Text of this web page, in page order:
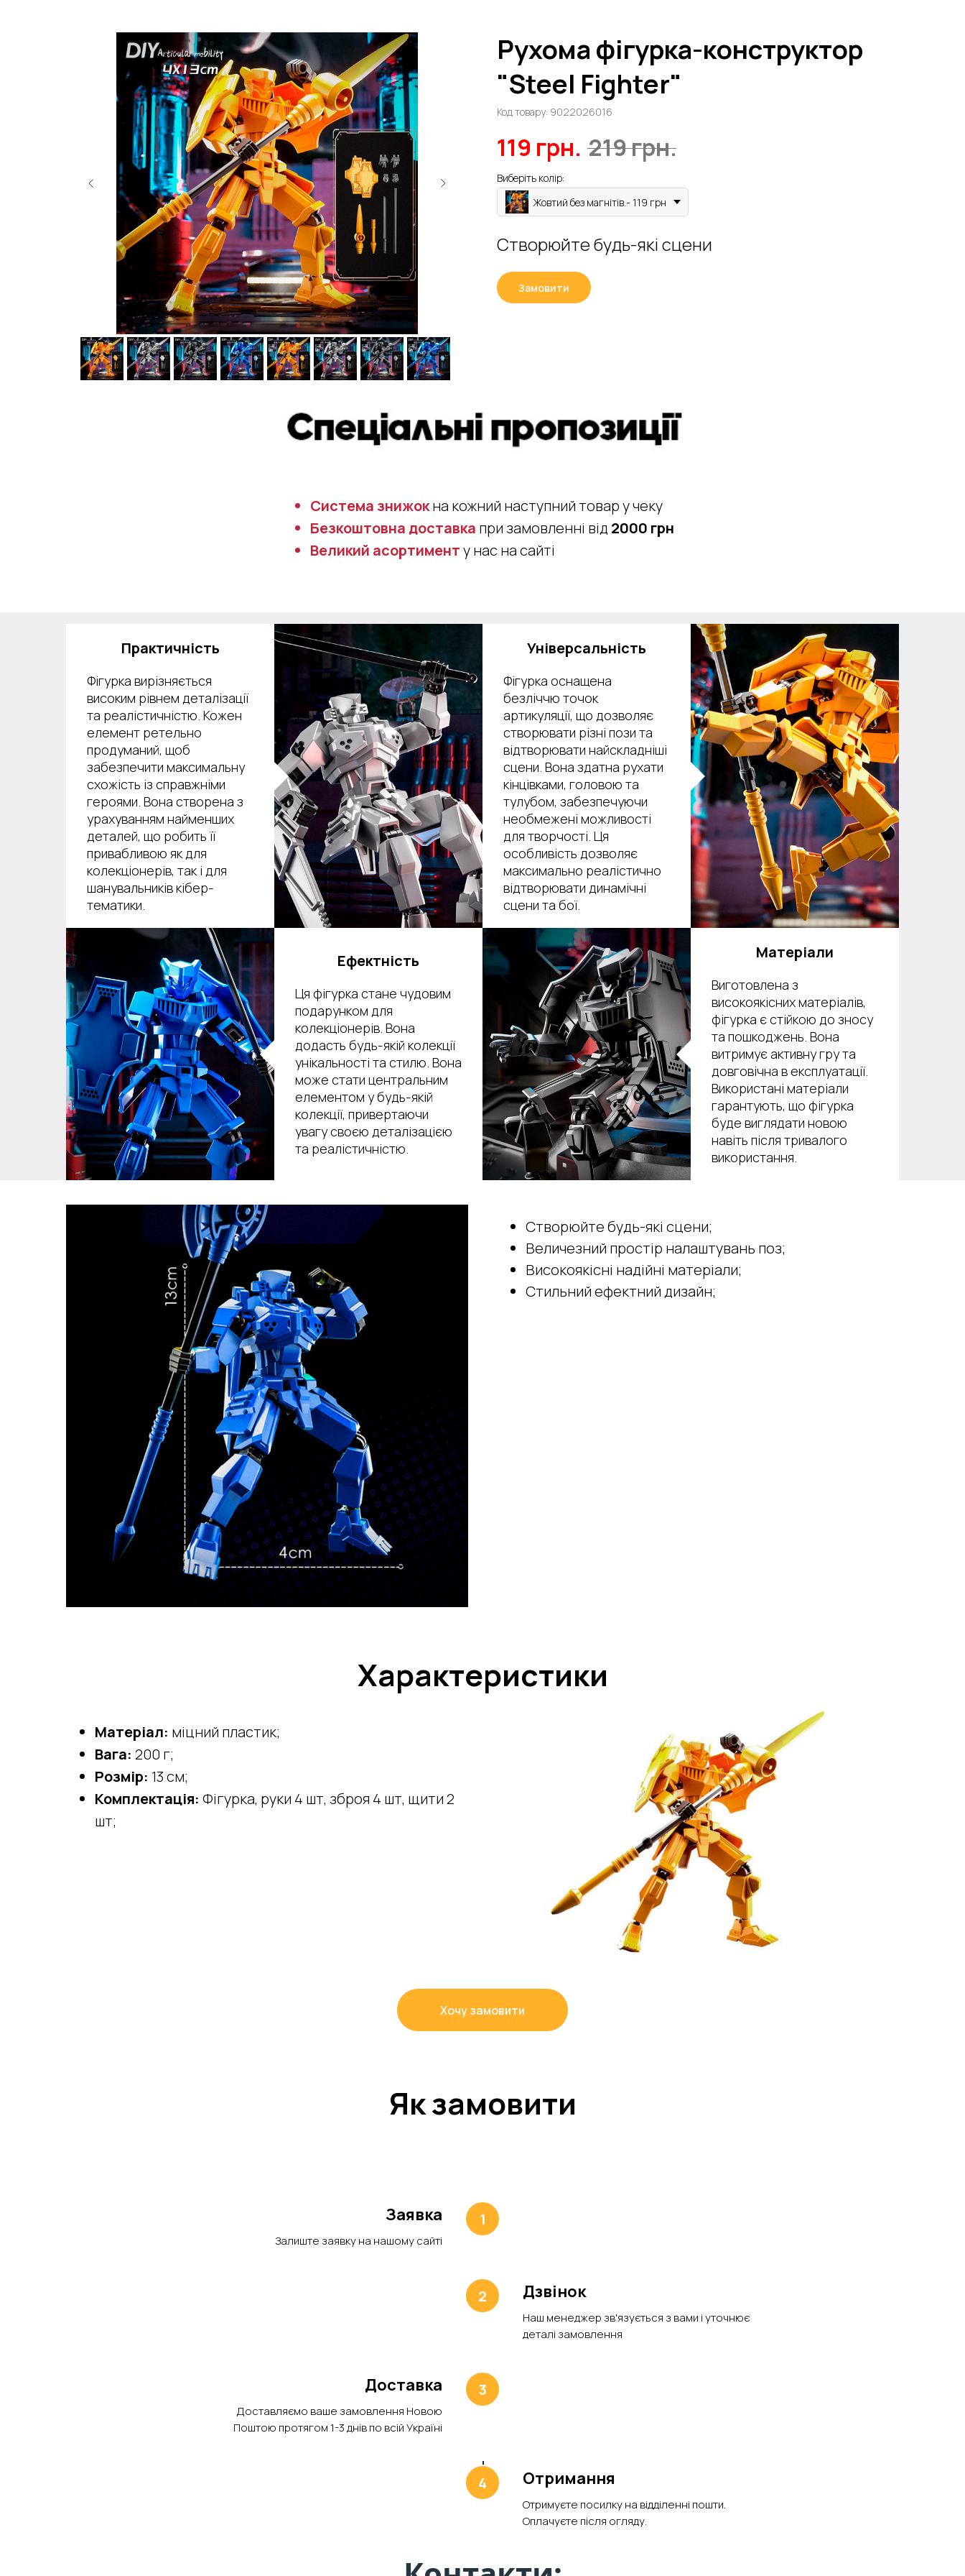
Рухома фігурка-конструктор
"Steel Fighter"
Код товару: 9022026016
119 грн. 219грн.
Виберіть колір:
Жовтий без магнітів.- 119 грн
Створюйте будь-які сцени
Замовити
Система знижокна кожний наступний товар у чеку
Безкоштовна доставка при замовленні від 2000 грн
Великий асортименту нас на сайті
Практичність
Фігурка вирізняється
високим рівнем деталізації
та реалістичністю. Кожен
елемент ретельно
продуманий, щоб
забезпечити максимальну
схожість із справжніми
героями. Вона створена з
урахуванням найменших
деталей, що робить її
привабливою як для
колекціонерів, так і для
шанувальників кібер-
тематики.
Універсальність
Фігурка оснащена
безліччю точок
артикуляції, що дозволяє
створювати різні пози та
відтворювати найскладніші
сцени. Вона здатна рухати
кінцівками, головою та
тулубом, забезпечуючи
необмежені можливості
для творчості. Ця
особливість дозволяє
максимально реалістично
відтворювати динамічні
сцени та бої.
Ефектність
Ця фігурка стане чудовим
подарунком для
колекціонерів. Вона
додасть будь-якій колекції
унікальності та стилю. Вона
може стати центральним
елементом у будь-якій
колекції, привертаючи
увагу своєю деталізацією
та реалістичністю.
Матеріали
Виготовлена з
високоякісних матеріалів,
фігурка є стійкою до зносу
та пошкоджень. Вона
витримує активну гру та
довговічна в експлуатації.
Використані матеріали
гарантують, що фігурка
буде виглядати новою
навіть після тривалого
використання.
Створюйте будь-які сцени;
Величезний простір налаштувань поз;
Високоякісні надійні матеріали;
Стильний ефектний дизайн;
Характеристики
Матеріал: міцний пластик;
Вага: 200 г;
Розмір: 13 см;
Комплектація: Фігурка, руки 4 шт, зброя 4 шт, щити 2
шт;
Хочу замовити
Як замовити
Заявка
Залиште заявку на нашому сайті
Дзвінок
Наш менеджер зв'язується з вами і уточнює
деталі замовлення
Доставка
Доставляємо ваше замовлення Новою
Поштою протягом 1-3 днів по всій Україні
Отримання
Отримуєте посилку на відділенні пошти.
Оплачуєте після огляду.